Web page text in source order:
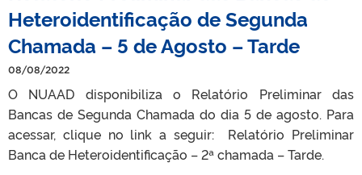
Heteroidentificação de Segunda
Chamada – 5 de Agosto – Tarde
08/08/2022
O NUAAD disponibiliza o Relatório Preliminar das
Bancas de Segunda Chamada do dia 5 de agosto. Para
acessar, clique no link a seguir: Relatório Preliminar
Banca de Heteroidentificação – 2ª chamada – Tarde.